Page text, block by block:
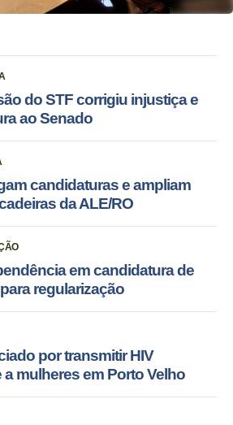
do STF corrigiu injustiça e
ao Senado
candidaturas e ampliam
da ALE/RO
em candidatura de
regularização
por transmitir HIV
mulheres em Porto Velho